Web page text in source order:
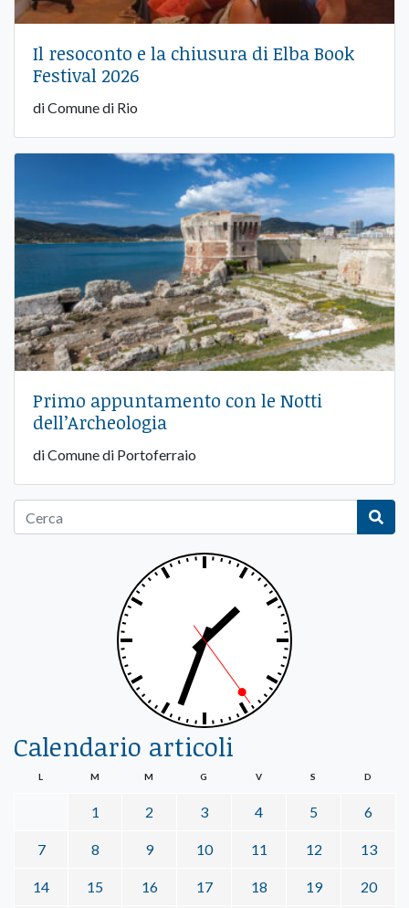
Il resoconto e la chiusura di Elba Book
Festival 2026
di Comune di Rio
Primo appuntamento con le Notti
dell’Archeologia
di Comune di Portoferraio
Calendario articoli
L M M G V S D
1 2 3 4 5 6
7 8 9 10 11 12 13
14 15 16 17 18 19 20